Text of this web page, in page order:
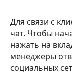
Для связи с
чат. Чтобы
нажать на
менеджеры
социальных